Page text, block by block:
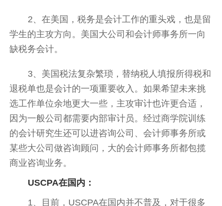
2、在美国，税务是会计工作的重头戏，也是留
学生的主攻方向。美国大公司和会计师事务所一向
缺税务会计。
3、美国税法复杂繁琐，替纳税人填报所得税和
退税单也是会计的一项重要收入。如果希望未来挑
选工作单位余地更大一些，主攻审计也许更合适，
因为一般公司都需要内部审计员。经过商学院训练
的会计研究生还可以进咨询公司、会计师事务所或
某些大公司做咨询顾问，大的会计师事务所都包揽
商业咨询业务。
USCPA在国内：
1、目前，USCPA在国内并不普及，对于很多